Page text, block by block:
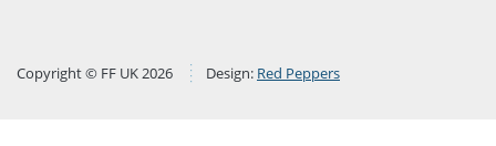
Copyright © FF UK 2026 Design: Red Peppers